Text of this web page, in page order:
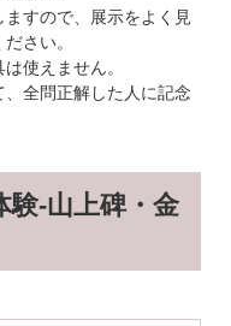
すので、展示をよく見
さい。
使えません。
全問正解した人に記念
‐山上碑・金